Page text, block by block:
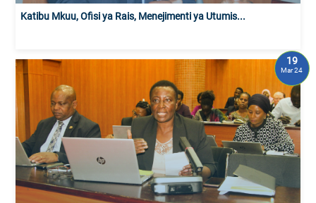
Katibu Mkuu, Ofisi ya Rais, Menejimenti ya Utumis...
19
Mar 24